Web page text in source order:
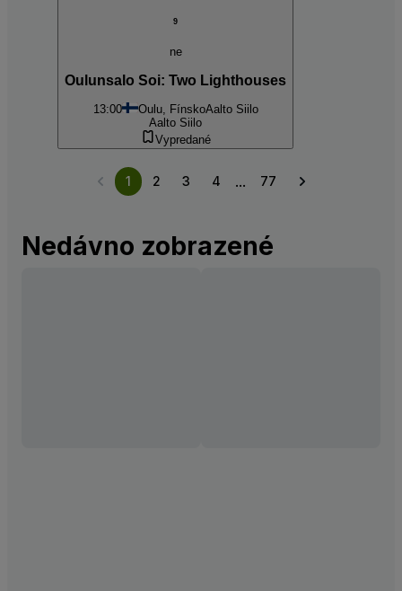
9
ne
Oulunsalo Soi: Two Lighthouses
13:00 Oulu, FínskoAalto Siilo
Aalto Siilo
Vypredané
1 2 3 4 ... 77
Nedávno zobrazené